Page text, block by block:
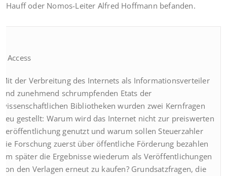
Hauff oder Nomos-Leiter Alfred Hoffmann befanden.
Access
Mit der Verbreitung des Internets als Informationsverteiler
und zunehmend schrumpfenden Etats der
wissenschaftlichen Bibliotheken wurden zwei Kernfragen
neu gestellt: Warum wird das Internet nicht zur preiswerten
Veröffentlichung genutzt und warum sollen Steuerzahler
die Forschung zuerst über öffentliche Förderung bezahlen
um später die Ergebnisse wiederum als Veröffentlichungen
von den Verlagen erneut zu kaufen? Grundsatzfragen, die